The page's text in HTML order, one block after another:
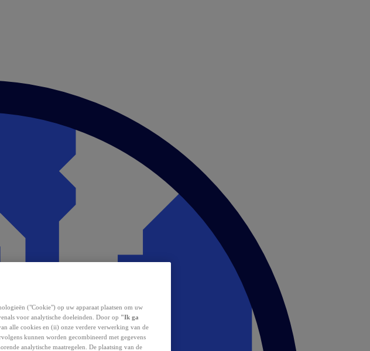
("Cookie") op uw apparaat plaatsen om uw
voor analytische doeleinden. Door op "Ik ga
alle cookies en (ii) onze verdere verwerking van de
kunnen worden gecombineerd met gegevens
analytische maatregelen. De plaatsing van de